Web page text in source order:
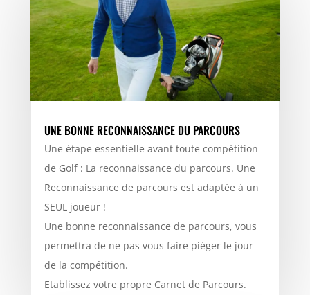
UNE BONNE RECONNAISSANCE DU PARCOURS
Une étape essentielle avant toute compétition
de Golf : La reconnaissance du parcours. Une
Reconnaissance de parcours est adaptée à un
SEUL joueur !
Une bonne reconnaissance de parcours, vous
permettra de ne pas vous faire piéger le jour
de la compétition.
Etablissez votre propre Carnet de Parcours.